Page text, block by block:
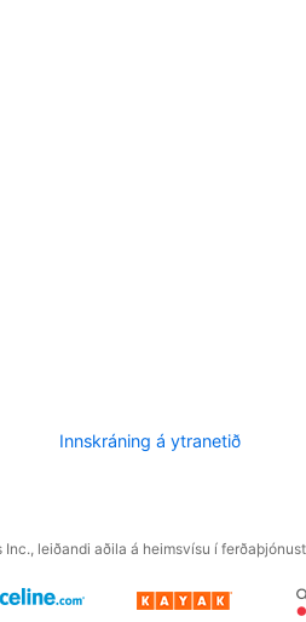
Innskráning á ytranetið
leiðandi aðila á heimsvísu í